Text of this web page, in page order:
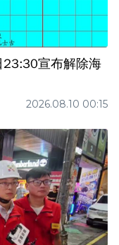
23:30宣布解除海
2026.08.10 00:15